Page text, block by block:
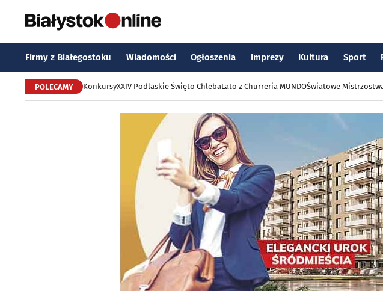
Firmy z Białegostoku Wiadomości Ogłoszenia Imprezy Kultura Sport
POLECAMY KonkursyXXIV Podlaskie Święto ChlebaLato z Churreria MUNDOŚwiatowe